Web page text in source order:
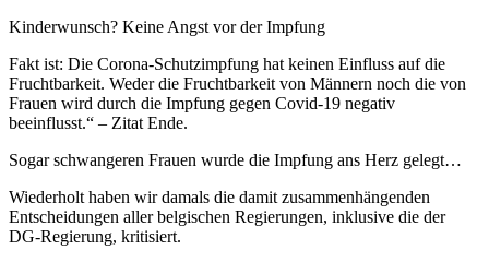
Kinderwunsch? Keine Angst vor der Impfung
Fakt ist: Die Corona-Schutzimpfung hat keinen Einfluss auf die
Fruchtbarkeit. Weder die Fruchtbarkeit von Männern noch die von
Frauen wird durch die Impfung gegen Covid-19 negativ
beeinflusst.“ – Zitat Ende.
Sogar schwangeren Frauen wurde die Impfung ans Herz gelegt…
Wiederholt haben wir damals die damit zusammenhängenden
Entscheidungen aller belgischen Regierungen, inklusive die der
DG-Regierung, kritisiert.